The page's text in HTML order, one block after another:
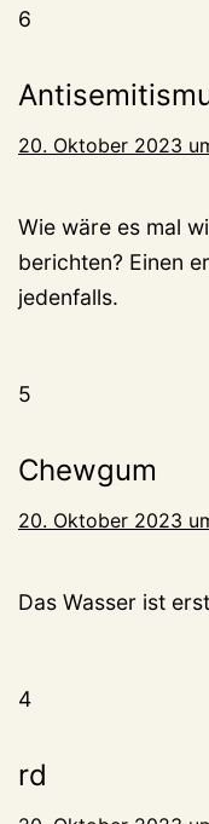
6
20. Oktober 2023
Wie wäre es mal
berichten? Einen
jedenfalls.
5
Chewgum
20. Oktober 2023
Das Wasser ist
4
rd